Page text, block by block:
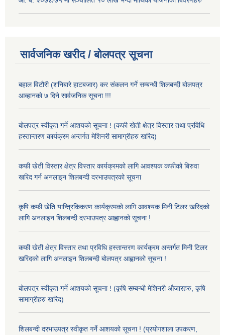
सार्वजनिक खरीद / बोलपत्र सूचना
बहाल विटौरी (शनिबारे हाटबजार) कर संकलन गर्ने सम्बन्धी शिलबन्दी बोलपत्र
आव्हानको ७ दिने सार्वजनिक सूचना !!!
बोलपत्र स्वीकृत गर्ने आशयको सूचना ! (कफी खेती क्षेत्र विस्तार तथा प्रविधि
हस्तान्तरण कार्यक्रम अन्तर्गत मेशिनरी सामाग्रीहरु खरिद)
कफी खेती विस्तार क्षेत्र विस्तार कार्यक्रमको लागि आवश्यक कफीको बिरुवा
खरिद गर्न अनलाइन शिलबन्दी दरभाउपत्रको सूचना
कृषि कफी खेति यान्त्रिकिकरण कार्यक्रमको लागि आवश्यक मिनी टिलर खरिदको
लागि अनलाइन शिलबन्दी दरभाउपत्र आह्वानको सूचना !
कफी खेती क्षेत्र विस्तार तथा प्रविधि हस्तान्तरण कार्यक्रम अन्तर्गत मिनी टिलर
खरिदको लागि अनलाइन शिलबन्दी बोलपत्र आह्वानको सूचना !
बोलपत्र स्वीकृत गर्ने आशयको सूचना ! (कृषि सम्बन्धी मेशिनरी औजारहरु, कृषि
सामाग्रीहरु खरिद)
शिलबन्दी दरभाउपत्र स्वीकृत गर्ने आशयको सूचना ! (प्रयोगशाला उपकरण,